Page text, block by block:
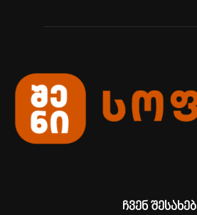
ჩვენ შესახებ